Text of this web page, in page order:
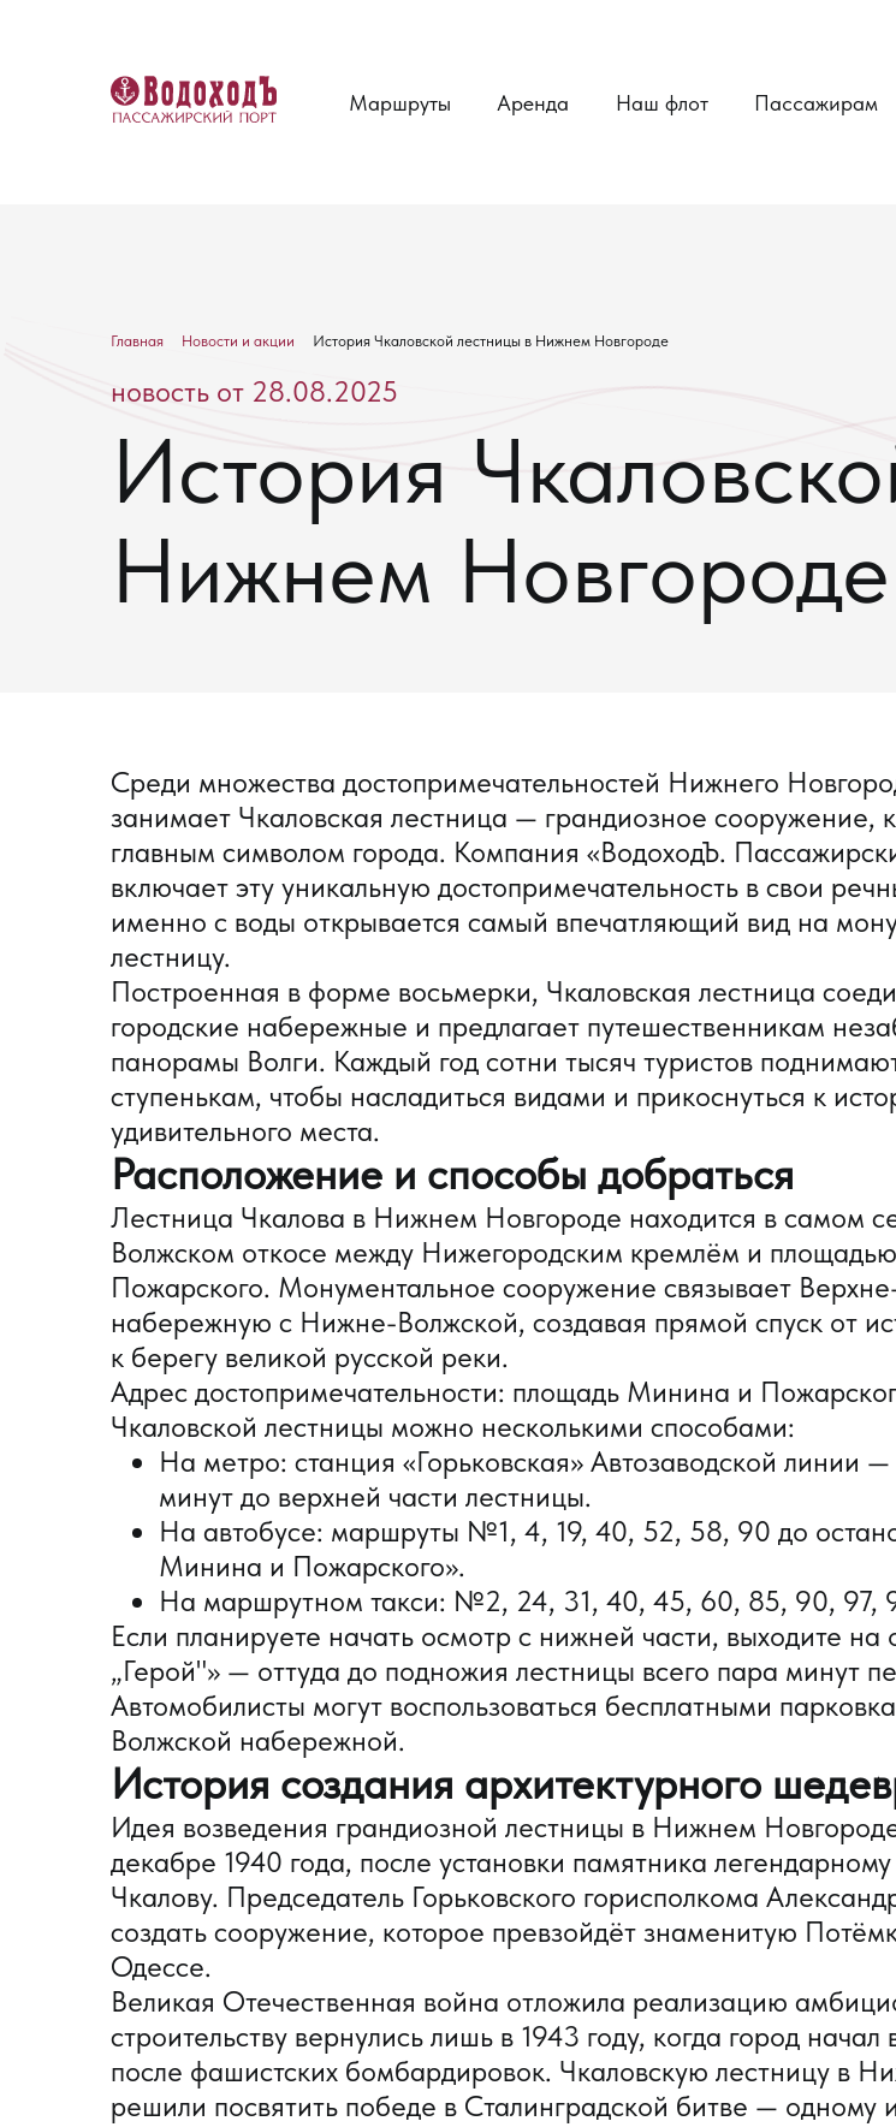
Маршруты Аренда Наш флот Пассажирам
Главная Новости и акции История Чкаловской лестницы в Нижнем Новгороде
новость от 28.08.2025
История
Нижнем Новгороде
Среди множества достопримечательностей Нижнего
занимает Чкаловская лестница — грандиозное сооружение,
главным символом города. Компания «ВодоходЪ.
включает эту уникальную достопримечательность в свои
именно с воды открывается самый впечатляющий вид на
лестницу.
Построенная в форме восьмерки, Чкаловская лестница
городские набережные и предлагает путешественникам
панорамы Волги. Каждый год сотни тысяч туристов
ступенькам, чтобы насладиться видами и прикоснуться к
удивительного места.
Расположение и способы добраться
Лестница Чкалова в Нижнем Новгороде находится в самом
Волжском откосе между Нижегородским кремлём и
Пожарского. Монументальное сооружение связывает
набережную с Нижне-Волжской, создавая прямой спуск от
к берегу великой русской реки.
Адрес достопримечательности: площадь Минина и
Чкаловской лестницы можно несколькими способами:
На метро: станция «Горьковская» Автозаводской линии
минут до верхней части лестницы.
На автобусе: маршруты №1, 4, 19, 40, 52, 58, 90 до
Минина и Пожарского».
На маршрутном такси: №2, 24, 31, 40, 45, 60, 85, 90, 97,
Если планируете начать осмотр с нижней части, выходите на
„Герой"» — оттуда до подножия лестницы всего пара минут
Автомобилисты могут воспользоваться бесплатными
Волжской набережной.
История создания архитектурного
Идея возведения грандиозной лестницы в Нижнем
декабре 1940 года, после установки памятника
Чкалову. Председатель Горьковского горисполкома
создать сооружение, которое превзойдёт знаменитую
Одессе.
Великая Отечественная война отложила реализацию
строительству вернулись лишь в 1943 году, когда город начал
после фашистских бомбардировок. Чкаловскую лестницу в
решили посвятить победе в Сталинградской битве — одному